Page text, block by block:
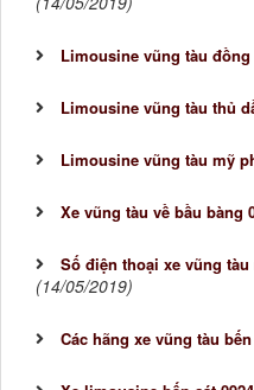
Limousine vũng tàu đồng
Limousine vũng tàu thủ
Limousine vũng tàu mỹ
Xe vũng tàu về bầu bàng
Số điện thoại xe vũng tàu
(14/05/2019)
Các hãng xe vũng tàu bến